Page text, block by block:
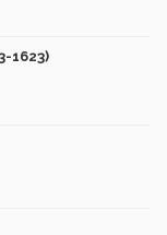
1623)